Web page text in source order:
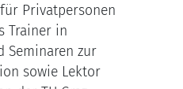
Privatpersonen
Trainer in
Seminaren zur
sowie Lektor